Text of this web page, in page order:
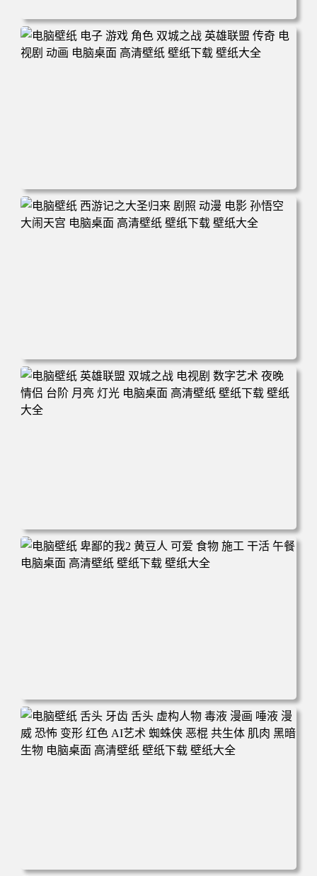
电脑壁纸 爱情公寓5 张伟 专业团队 电脑桌面 高清壁纸 壁纸
下载 壁纸大全
电脑壁纸 电子 游戏 角色 双城之战 英雄联盟 传奇 电视剧 动
画 电脑桌面 高清壁纸 壁纸下载 壁纸大全
电脑壁纸 西游记之大圣归来 剧照 动漫 电影 孙悟空 大闹天
宫 电脑桌面 高清壁纸 壁纸下载 壁纸大全
电脑壁纸 英雄联盟 双城之战 电视剧 数字艺术 夜晚 情侣 台
阶 月亮 灯光 电脑桌面 高清壁纸 壁纸下载 壁纸大全
电脑壁纸 卑鄙的我2 黄豆人 可爱 食物 施工 干活 午餐 电脑
桌面 高清壁纸 壁纸下载 壁纸大全